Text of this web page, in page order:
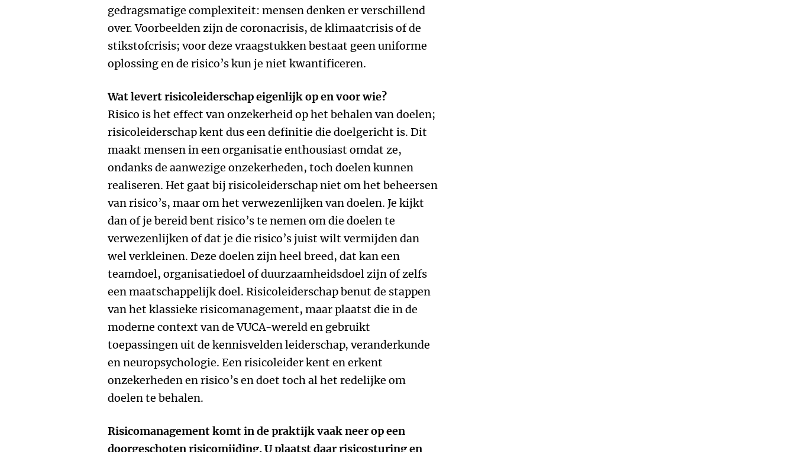
gedragsmatige complexiteit: mensen denken er verschillend
over. Voorbeelden zijn de coronacrisis, de klimaatcrisis of de
stikstofcrisis; voor deze vraagstukken bestaat geen uniforme
oplossing en de risico’s kun je niet kwantificeren.
Wat levert risicoleiderschap eigenlijk op en voor wie?
Risico is het effect van onzekerheid op het behalen van doelen;
risicoleiderschap kent dus een definitie die doelgericht is. Dit
maakt mensen in een organisatie enthousiast omdat ze,
ondanks de aanwezige onzekerheden, toch doelen kunnen
realiseren. Het gaat bij risicoleiderschap niet om het beheersen
van risico’s, maar om het verwezenlijken van doelen. Je kijkt
dan of je bereid bent risico’s te nemen om die doelen te
verwezenlijken of dat je die risico’s juist wilt vermijden dan
wel verkleinen. Deze doelen zijn heel breed, dat kan een
teamdoel, organisatiedoel of duurzaamheidsdoel zijn of zelfs
een maatschappelijk doel. Risicoleiderschap benut de stappen
van het klassieke risicomanagement, maar plaatst die in de
moderne context van de VUCA-wereld en gebruikt
toepassingen uit de kennisvelden leiderschap, veranderkunde
en neuropsychologie. Een risicoleider kent en erkent
onzekerheden en risico’s en doet toch al het redelijke om
doelen te behalen.
Risicomanagement komt in de praktijk vaak neer op een
doorgeschoten risicomijding. U plaatst daar risicosturing en